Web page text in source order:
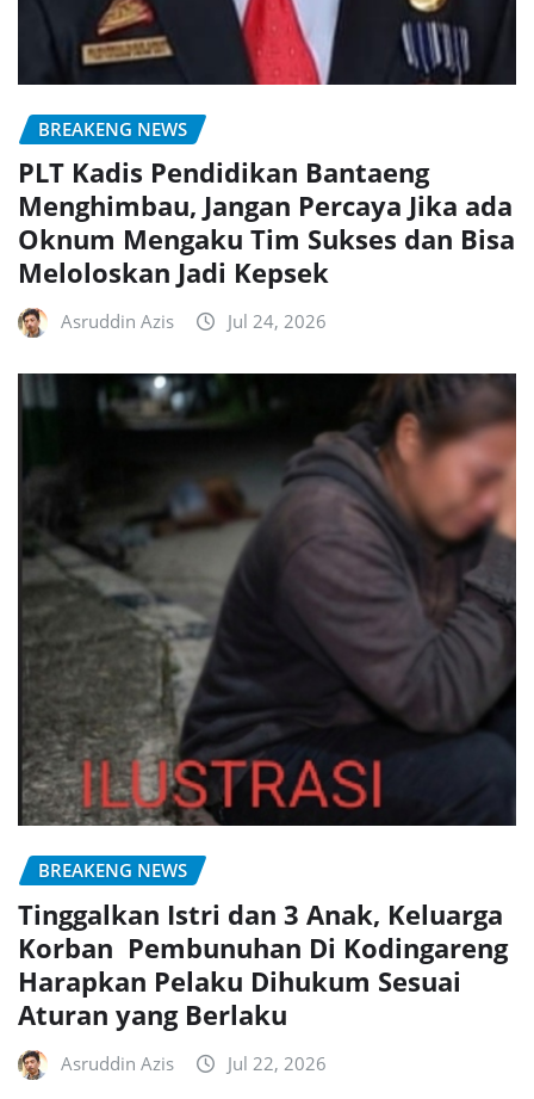
BREAKENG NEWS
PLT Kadis Pendidikan Bantaeng
Menghimbau, Jangan Percaya Jika ada
Oknum Mengaku Tim Sukses dan Bisa
Meloloskan Jadi Kepsek
Asruddin Azis Jul 24, 2026
BREAKENG NEWS
Tinggalkan Istri dan 3 Anak, Keluarga
Korban Pembunuhan Di Kodingareng
Harapkan Pelaku Dihukum Sesuai
Aturan yang Berlaku
Asruddin Azis Jul 22, 2026